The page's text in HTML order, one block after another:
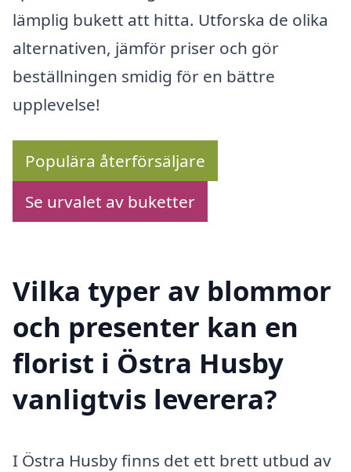
lämplig bukett att hitta. Utforska de olika
alternativen, jämför priser och gör
beställningen smidig för en bättre
upplevelse!
Populära återförsäljare
Se urvalet av buketter
Vilka typer av blommor
och presenter kan en
florist i Östra Husby
vanligtvis leverera?
I Östra Husby finns det ett brett utbud av